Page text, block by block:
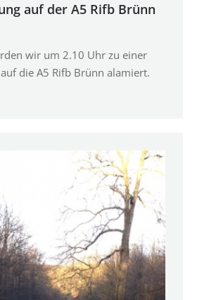
auf der A5 Rifb Brünn
wir um 2.10 Uhr zu einer
die A5 Rifb Brünn alamiert.